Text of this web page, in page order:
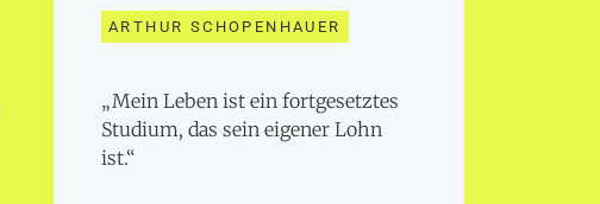
ARTHUR SCHOPENHAUER
„Mein Leben ist ein fortgesetztes
Studium, das sein eigener Lohn
ist.“